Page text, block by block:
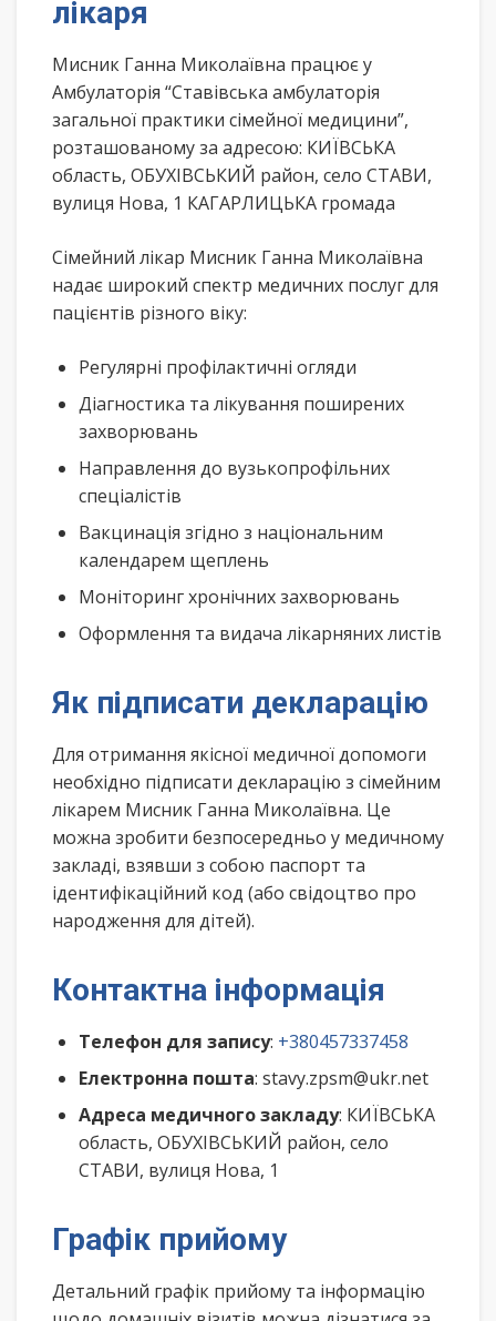
лікаря
Мисник Ганна Миколаївна працює у
Амбулаторія “Ставівська амбулаторія
загальної практики сімейної медицини”,
розташованому за адресою: КИЇВСЬКА
область, ОБУХІВСЬКИЙ район, село СТАВИ,
вулиця Нова, 1 КАГАРЛИЦЬКА громада
Сімейний лікар Мисник Ганна Миколаївна
надає широкий спектр медичних послуг для
пацієнтів різного віку:
Регулярні профілактичні огляди
Діагностика та лікування поширених
захворювань
Направлення до вузькопрофільних
спеціалістів
Вакцинація згідно з національним
календарем щеплень
Моніторинг хронічних захворювань
Оформлення та видача лікарняних листів
Як підписати декларацію
Для отримання якісної медичної допомоги
необхідно підписати декларацію з сімейним
лікарем Мисник Ганна Миколаївна. Це
можна зробити безпосередньо у медичному
закладі, взявши з собою паспорт та
ідентифікаційний код (або свідоцтво про
народження для дітей).
Контактна інформація
Телефон для запису: +380457337458
Електронна пошта: stavy.zpsm@ukr.net
Адреса медичного закладу: КИЇВСЬКА
область, ОБУХІВСЬКИЙ район, село
СТАВИ, вулиця Нова, 1
Графік прийому
Детальний графік прийому та інформацію